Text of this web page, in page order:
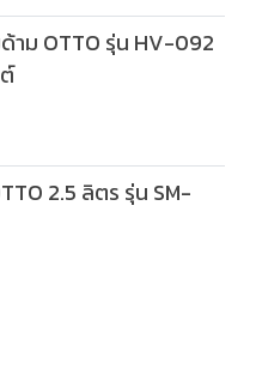
าม OTTO รุ่น HV-092
2.5 ลิตร รุ่น SM-